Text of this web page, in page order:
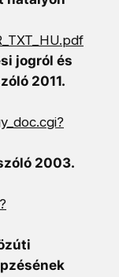
jogról és
2011.
2003.